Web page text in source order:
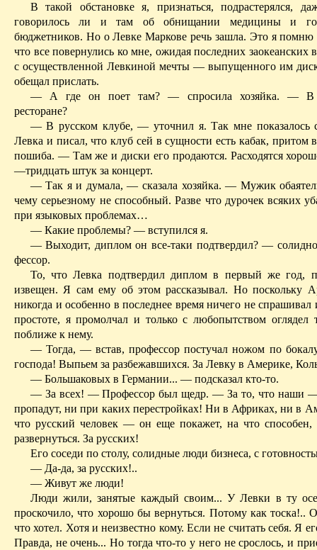
В такой обстановке я, признаться, подрастерялся,
говорилось ли и там об обнищании медицины и
бюджетников. Но о Левке Маркове речь зашла. Это я помню
что все повернулись ко мне, ожидая последних заокеанских
с осуществленной Левкиной мечты — выпущенного им
обещал прислать.
— А где он поет там? — спросила хозяйка. — В
ресторане?
— В русском клубе, — уточнил я. Так мне показалось
Лев­ка и пи­сал, что клуб сей в сущности есть кабак, притом
по­шиба. — Там же и диски его продаются. Расходятся
—тридцать штук за концерт.
— Так я и думала, — сказала хозяйка. — Мужик
чему серьезному не способный. Разве что дурочек всяких
при языковых проблемах…
— Какие проблемы? — вступился я.
— Выходит, диплом он все-таки подтвердил? —
фессор.
То, что Левка подтвердил диплом в первый же год,
извещен. Я сам ему об этом рассказывал. Но поскольку
никогда и особенно в последнее время ничего не спрашивал
простоте, я промолчал и только с любопытством оглядел
поближе к нему.
— Тогда, — встав, профессор постучал ножом по
гос­пода! Выпьем за разбежавшихся. За Левку в Америке,
— Большаковых в Германии... — подсказал кто-то.
— За всех! — Профессор был щедр. — За то, что наши
пропа­дут, ни при каких перестройках! Ни в Африках, ни в
что русский человек — он еще покажет, на что способен,
развернуться. За русских!
Его соседи по столу, солидные люди бизнеса, с
— Да-да, за русских!..
— Живут же люди!
Люди жили, занятые каждый своим... У Левки в ту
проскочило, что хорошо бы вернуться. Потому как тоска!..
что хотел. Хотя и неиз­вестно кому. Если не считать себя. Я
Правда, не очень... Но тогда что-то у него не срослось, и